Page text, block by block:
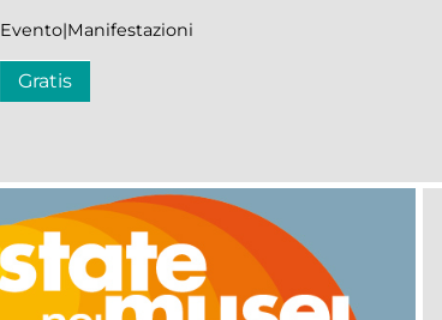
Evento|Manifestazioni
Gratis